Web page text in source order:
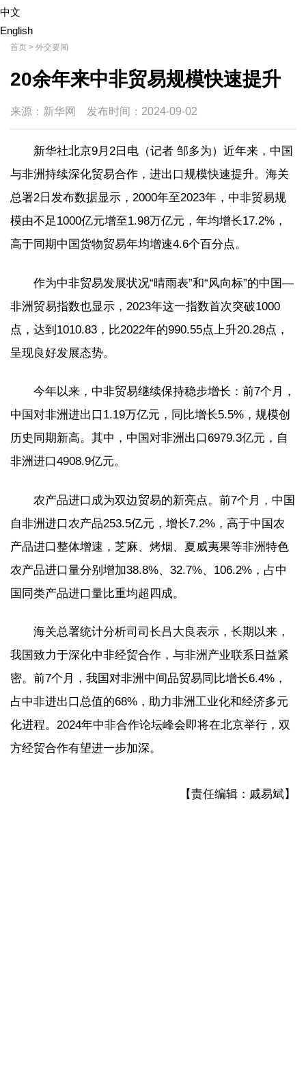
中文
English
首页 > 外交要闻
20余年来中非贸易规模快速提升
来源：新华网 发布时间： 2024-09-02
新华社北京9月2日电（记者 邹多为）近年来，中国
与非洲持续深化贸易合作，进出口规模快速提升。海关
总署2日发布数据显示，2000年至2023年，中非贸易规
模由不足1000亿元增至1.98万亿元，年均增长17.2%，
高于同期中国货物贸易年均增速4.6个百分点。
作为中非贸易发展状况“晴雨表”和“风向标”的中国—
非洲贸易指数也显示，2023年这一指数首次突破1000
点，达到1010.83，比2022年的990.55点上升20.28点，
呈现良好发展态势。
今年以来，中非贸易继续保持稳步增长：前7个月，
中国对非洲进出口1.19万亿元，同比增长5.5%，规模创
历史同期新高。其中，中国对非洲出口6979.3亿元，自
非洲进口4908.9亿元。
农产品进口成为双边贸易的新亮点。前7个月，中国
自非洲进口农产品253.5亿元，增长7.2%，高于中国农
产品进口整体增速，芝麻、烤烟、夏威夷果等非洲特色
农产品进口量分别增加38.8%、32.7%、106.2%，占中
国同类产品进口量比重均超四成。
海关总署统计分析司司长吕大良表示，长期以来，
我国致力于深化中非经贸合作，与非洲产业联系日益紧
密。前7个月，我国对非洲中间品贸易同比增长6.4%，
占中非进出口总值的68%，助力非洲工业化和经济多元
化进程。2024年中非合作论坛峰会即将在北京举行，双
方经贸合作有望进一步加深。
【责任编辑：戚易斌】